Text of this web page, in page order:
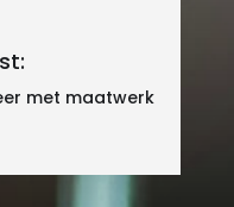
met maatwerk